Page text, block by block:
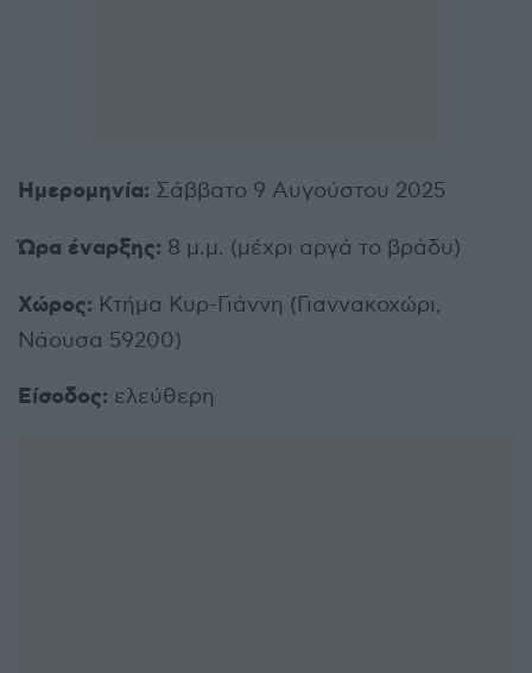
Ημερομηνία: Σάββατο 9 Αυγούστου 2025
Ώρα έναρξης: 8 μ.μ. (μέχρι αργά το βράδυ)
Χώρος: Κτήμα Κυρ-Γιάννη (Γιαννακοχώρι,
Νάουσα 59200)
Είσοδος: ελεύθερη